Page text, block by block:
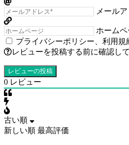
メール
ホームペ
プライバシーポリシー
利用規
レビューを投稿する前に確認し
0 レビュー
古い順
新しい順 最高評価